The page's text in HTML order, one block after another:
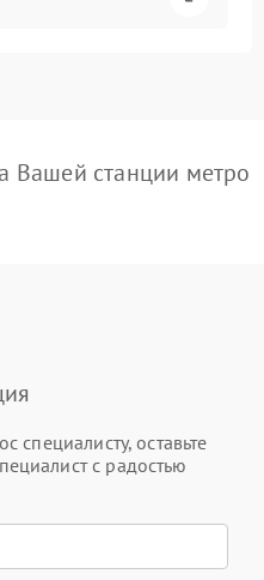
Вашей станции метро
специалисту, оставьте
с радостью